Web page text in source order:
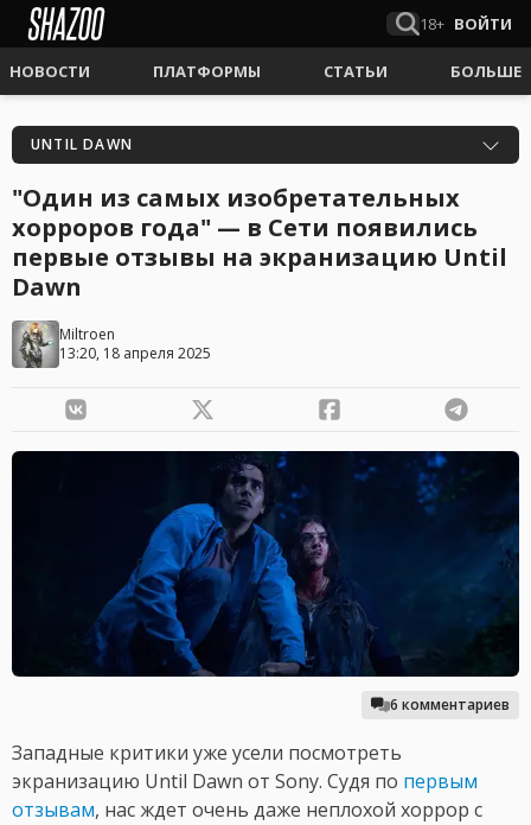
18+ ВОЙТИ
НОВОСТИ ПЛАТФОРМЫ СТАТЬИ БОЛЬШЕ
UNTIL DAWN
"Один из самых изобретательных
хорроров года" — в Сети появились
первые отзывы на экранизацию Until
Dawn
Miltroen
13:20, 18 апреля 2025
6 комментариев
Западные критики уже усели посмотреть
экранизацию Until Dawn от Sony. Судя по первым
отзывам, нас ждет очень даже неплохой хоррор с